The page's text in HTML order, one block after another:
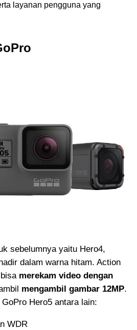
layanan pengguna yang
sebelumnya yaitu Hero4,
dalam warna hitam. Action
merekam video dengan
mengambil gambar 12MP.
Hero5 antara lain:
WDR